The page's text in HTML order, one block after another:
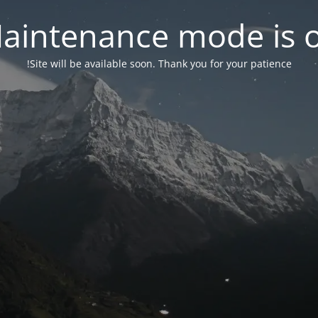
mode is
Site will be available soon. Thank you for your patience!